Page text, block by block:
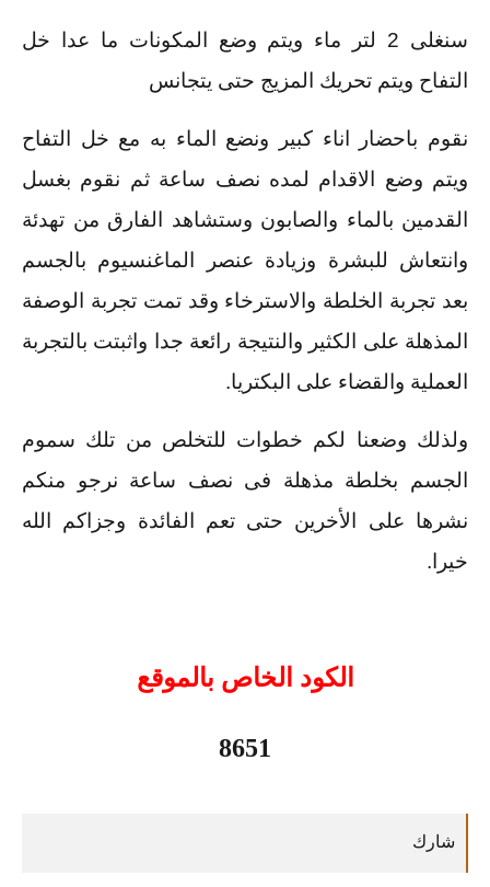
سنغلى 2 لتر ماء ويتم وضع المكونات ما عدا خل
التفاح ويتم تحريك المزيج حتى يتجانس
نقوم باحضار اناء كبير ونضع الماء به مع خل التفاح
ويتم وضع الاقدام لمده نصف ساعة ثم نقوم بغسل
القدمين بالماء والصابون وستشاهد الفارق من تهدئة
وانتعاش للبشرة وزيادة عنصر الماغنسيوم بالجسم
بعد تجربة الخلطة والاسترخاء وقد تمت تجربة الوصفة
المذهلة على الكثير والنتيجة رائعة جدا واثبتت بالتجربة
العملية والقضاء على البكتريا.
ولذلك وضعنا لكم خطوات للتخلص من تلك سموم
الجسم بخلطة مذهلة فى نصف ساعة نرجو منكم
نشرها على الأخرين حتى تعم الفائدة وجزاكم الله
خيرا.
الكود الخاص بالموقع
8651